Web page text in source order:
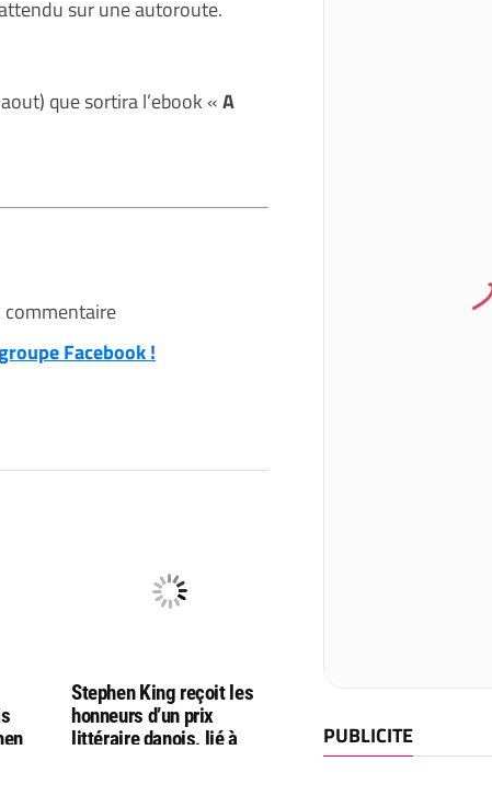
sur une autoroute.
que sortira l’ebook «A
commentaire
Facebook !
Stephen King reçoit les
honneurs d’un prix
littéraire danois, lié à
PUBLICITE